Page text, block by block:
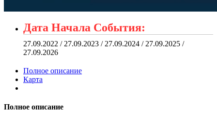
Дата Начала События:
27.09.2022 / 27.09.2023 / 27.09.2024 / 27.09.2025 /
27.09.2026
Полное описание
Карта
Полное описание